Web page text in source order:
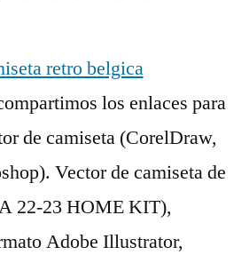
los enlaces para
de camiseta (CorelDraw,
Vector de camiseta de
22-23 HOME KIT),
Adobe Illustrator,